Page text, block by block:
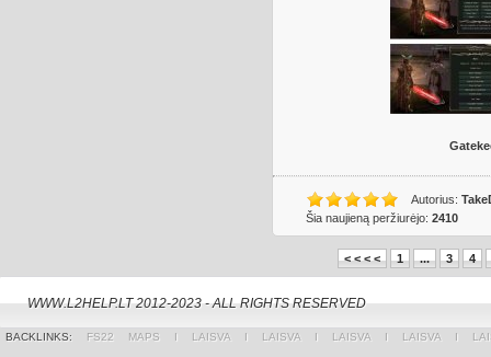
Autorius:
Šia naujieną peržiurėjo: 2410
< < < < 1 ... 3 4
WWW.L2HELP.LT 2012-2023 - ALL RIGHTS RESERVED
BACKLINKS: FS22 MAPS Ι LAISVA Ι LAISVA Ι LAISVA Ι LAISVA Ι